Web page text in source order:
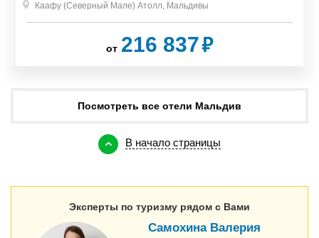
Каафу (Северный Мале) Атолл, Мальдивы
от 216 837₽
Посмотреть все отели Мальдив
В начало страницы
Эксперты по туризму рядом с Вами
Самохина Валерия